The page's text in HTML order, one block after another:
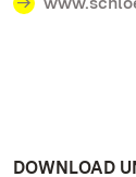
DOWNLOAD